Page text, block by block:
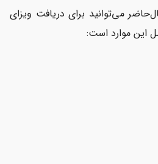
می‌توانید برای دریافت ویزای